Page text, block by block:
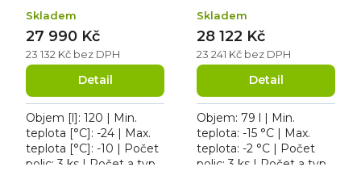
Skladem
23 132 Kč bez DPH
27 990 Kč
Detail
Objem [l]: 120 | Min.
teplota [°C]: -24 | Max.
teplota [°C]: -10 | Počet
polic: 3 ks | Počet a typ
Skladem
23 241 Kč bez DPH
28 122 Kč
Detail
Objem: 79 l | Min.
teplota: -15 °C | Max.
teplota: -2 °C | Počet
polic: 3 ks | Počet a typ